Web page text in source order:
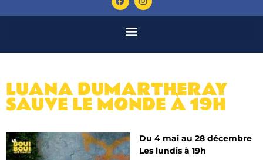
LUANA DUMARTHERAY
SAUVE LE MONDE À 19H
Du 4 mai au 28 décembre
Les lundis à 19h